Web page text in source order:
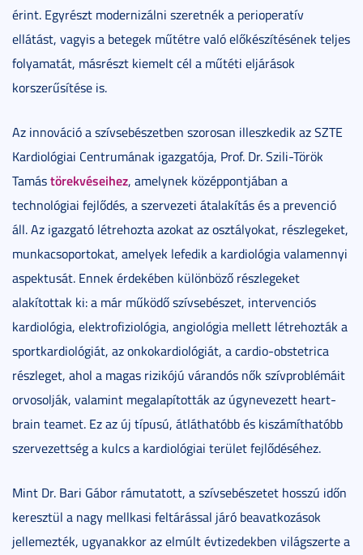
érint. Egyrészt modernizálni szeretnék a perioperatív
ellátást, vagyis a betegek műtétre való előkészítésének teljes
folyamatát, másrészt kiemelt cél a műtéti eljárások
korszerűsítése is.
Az innováció a szívsebészetben szorosan illeszkedik az SZTE
Kardiológiai Centrumának igazgatója, Prof. Dr. Szili-Török
Tamástörekvéseihez, amelynek középpontjában a
technológiai fejlődés, a szervezeti átalakítás és a prevenció
áll. Az igazgató létrehozta azokat az osztályokat, részlegeket,
munkacsoportokat, amelyek lefedik a kardiológia valamennyi
aspektusát. Ennek érdekében különböző részlegeket
alakítottak ki: a már működő szívsebészet, intervenciós
kardiológia, elektrofiziológia, angiológia mellett létrehozták a
sportkardiológiát, az onkokardiológiát, a cardio-obstetrica
részleget, ahol a magas rizikójú várandós nők szívproblémáit
orvosolják, valamint megalapították az úgynevezett heart-
brain teamet. Ez az új típusú, átláthatóbb és kiszámíthatóbb
szervezettség a kulcs a kardiológiai terület fejlődéséhez.
Mint Dr. Bari Gábor rámutatott, a szívsebészetet hosszú időn
keresztül a nagy mellkasi feltárással járó beavatkozások
jellemezték, ugyanakkor az elmúlt évtizedekben világszerte a